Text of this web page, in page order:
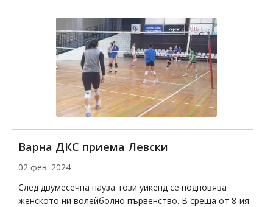
Варна ДКС приема Левски
02 фев. 2024
След двумесечна пауза този уикенд се подновява
женското ни волейболно първенство. В среща от 8-ия